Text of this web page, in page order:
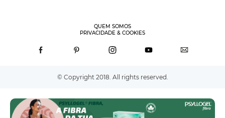
QUEM SOMOS
PRIVACIDADE & COOKIES
© Copyright 2018. All rights reserved.